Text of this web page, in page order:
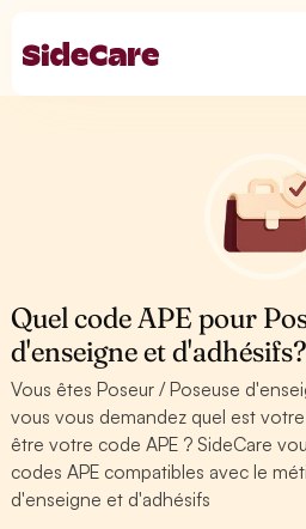
Quel code APE pour
d'enseigne et d'adhésifs?
Vous êtes Poseur / Poseuse
vous vous demandez quel est
être votre code APE ? SideCare
codes APE compatibles avec le
d'enseigne et d'adhésifs